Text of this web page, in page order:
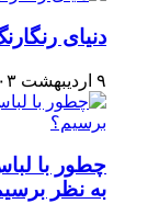
دنیای
۹ اردیبهشت ۱۴۰۳
چطور با
به نظر